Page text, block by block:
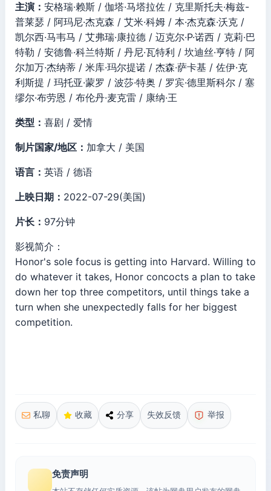
主演： 安格瑞·赖斯 / 伽塔·马塔拉佐 / 克里斯托夫·梅兹-
普莱瑟 / 阿玛尼·杰克森 / 艾米·科姆 / 本·杰克森·沃克 /
凯尔西·马韦马 / 艾弗瑞·康拉德 / 迈克尔·P·诺西 / 克莉·巴
特勒 / 安德鲁·科兰特斯 / 丹尼·瓦特利 / 坎迪丝·亨特 / 阿
尔加万·杰纳蒂 / 米库·玛尔提诺 / 杰森·萨卡基 / 佐伊·克
利斯提 / 玛托亚·蒙罗 / 波莎·特奥 / 罗宾·德里斯科尔 / 塞
缪尔·布劳恩 / 布伦丹·麦克雷 / 康纳·王
类型： 喜剧 / 爱情
制片国家/地区： 加拿大 / 美国
语言： 英语 / 德语
上映日期： 2022-07-29(美国)
片长： 97分钟
影视简介：
Honor's sole focus is getting into Harvard. Willing to
do whatever it takes, Honor concocts a plan to take
down her top three competitors, until things take a
turn when she unexpectedly falls for her biggest
competition.
私聊 收藏 分享 失效反馈 举报
免责声明